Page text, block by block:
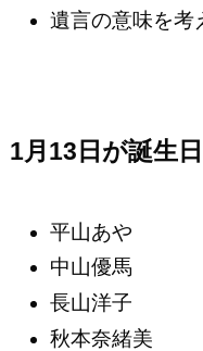
遺言の意味を考
1月13日が誕生
平山あや
中山優馬
長山洋子
秋本奈緒美